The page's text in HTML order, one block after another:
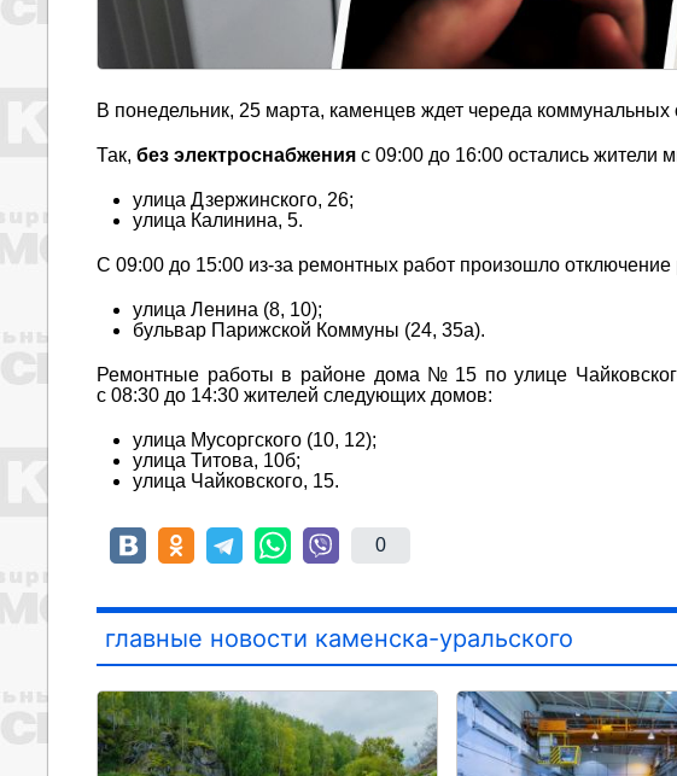
В понедельник, 25 марта, каменцев ждет череда коммунальных
Так, без электроснабжения с 09:00 до 16:00 остались жители
улица Дзержинского, 26;
улица Калинина, 5.
С 09:00 до 15:00 из-за ремонтных работ произошло отключение
улица Ленина (8, 10);
бульвар Парижской Коммуны (24, 35а).
Ремонтные работы в районе дома № 15 по улице
с 08:30 до 14:30 жителей следующих домов:
улица Мусоргского (10, 12);
улица Титова, 10б;
улица Чайковского, 15.
0
главные новости каменска-уральского